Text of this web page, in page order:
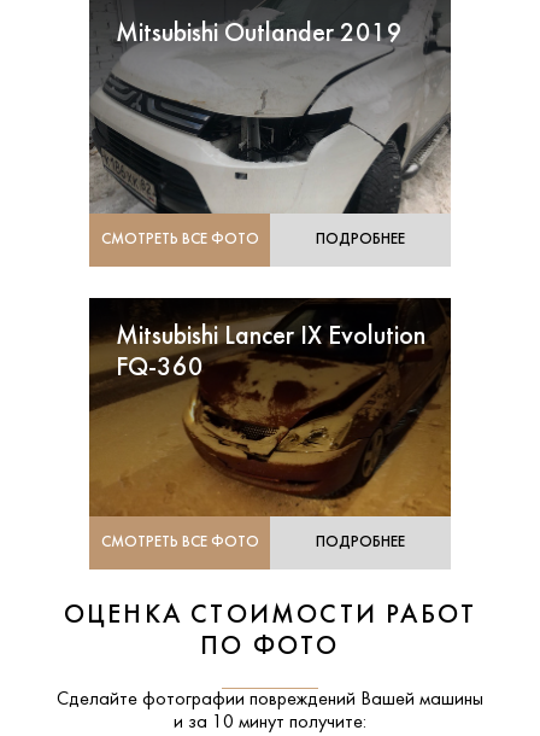
Mitsubishi Outlander 2019
СМОТРЕТЬ ВСЕ ФОТО ПОДРОБНЕЕ
Mitsubishi Lancer IX Evolution
FQ-360
СМОТРЕТЬ ВСЕ ФОТО ПОДРОБНЕЕ
ОЦЕНКА СТОИМОСТИ РАБОТ
ПО ФОТО
Сделайте фотографии повреждений Вашей машины
и за
10 минут получите: